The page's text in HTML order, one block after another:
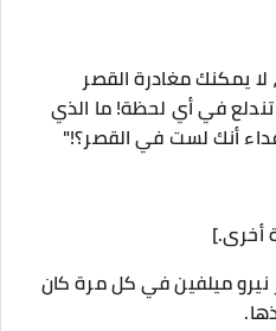
لا يمكنك مغادرة القصر
في أي لحظة! ما الذي
أنك لست في القصر؟!"
أخرى.]
نيرو ميلفين في كل مرة كان